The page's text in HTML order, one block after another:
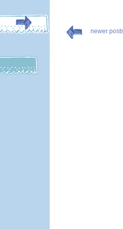
newer